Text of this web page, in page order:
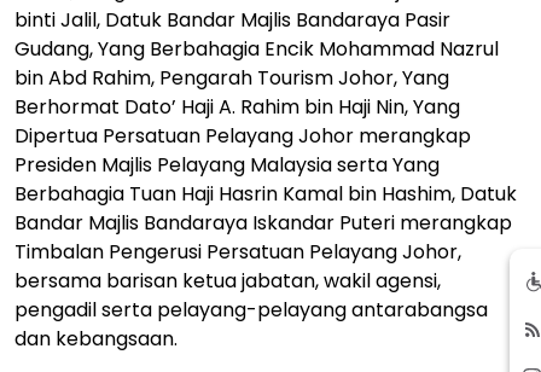
binti Jalil, Datuk Bandar Majlis Bandaraya Pasir
Gudang, Yang Berbahagia Encik Mohammad Nazrul
bin Abd Rahim, Pengarah Tourism Johor, Yang
Berhormat Dato’ Haji A. Rahim bin Haji Nin, Yang
Dipertua Persatuan Pelayang Johor merangkap
Presiden Majlis Pelayang Malaysia serta Yang
Berbahagia Tuan Haji Hasrin Kamal bin Hashim, Datuk
Bandar Majlis Bandaraya Iskandar Puteri merangkap
Timbalan Pengerusi Persatuan Pelayang Johor,
bersama barisan ketua jabatan, wakil agensi,
pengadil serta pelayang-pelayang antarabangsa
dan kebangsaan.